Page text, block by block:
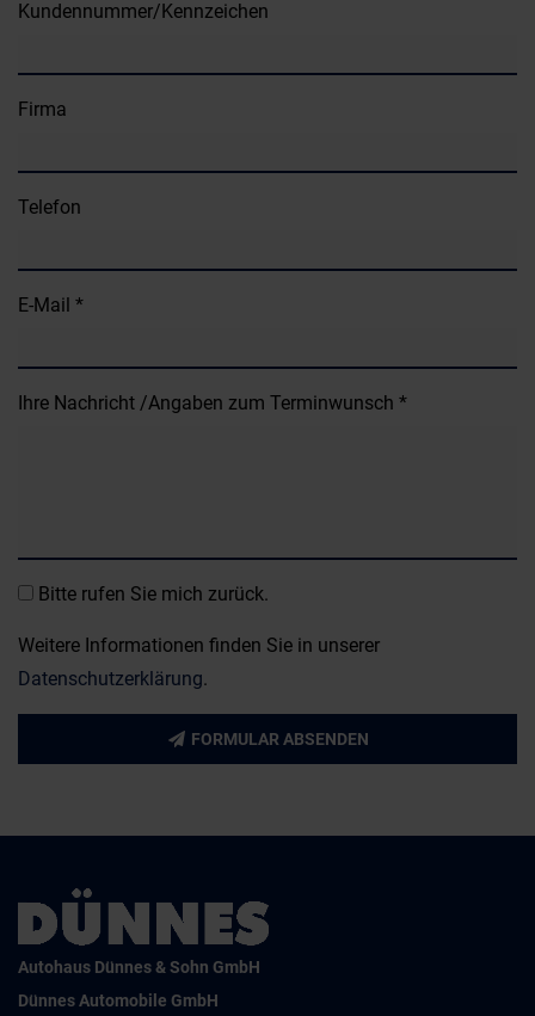
Kundennummer/Kennzeichen
Firma
Telefon
E-Mail *
Ihre Nachricht /Angaben zum Terminwunsch *
Bitte rufen Sie mich zurück.
Weitere Informationen finden Sie in unserer
Datenschutzerklärung.
FORMULAR ABSENDEN
Autohaus Dünnes & Sohn GmbH
Dünnes Automobile GmbH